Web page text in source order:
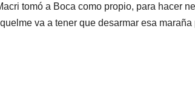
tomó a Boca como propio, para hacer
va a tener que desarmar esa